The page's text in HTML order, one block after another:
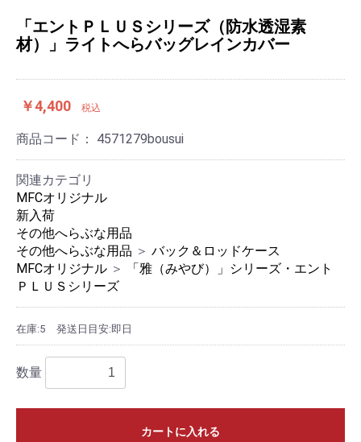
「エントＰＬＵＳシリーズ（防水透湿素
材）」ライトへらバッグレインカバー
￥4,400 税込
商品コード： 4571279bousui
関連カテゴリ
MFCオリジナル
新入荷
その他へらぶな用品
その他へらぶな用品 ＞ バック＆ロッドケース
MFCオリジナル ＞
「雅（みやび）」シリーズ・エント
ＰＬＵＳシリーズ
在庫:5 発送日目安:即日
数量
カートに入れる